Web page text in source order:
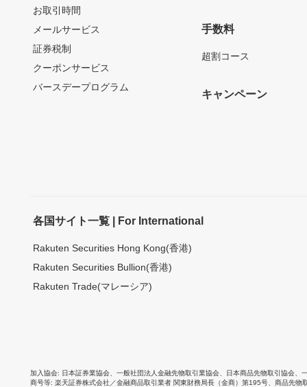
お取引時間
メールサービス
証券税制
クーポンサービス
バースデープログラム
手数料
超割コース
キャンペーン
各国サイト一覧 | For International
Rakuten Securities Hong Kong(香港)
Rakuten Securities Bullion(香港)
Rakuten Trade(マレーシア)
加入協会 日本証券業協会 一般社団法人金融先物取引業協会 日本商品先物取引協会
商号等 楽天証券株式会社／金融商品取引業者 関東財務局長（金商）第195号、商品先物